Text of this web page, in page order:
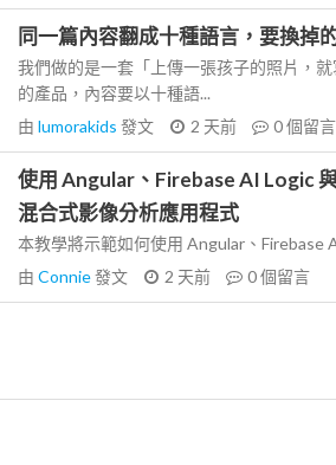
同一篇內容翻成十種語言，要換掉
我們做的是一套「上傳一張孩子的照片，就
的產品，內容要以十種語...
由 lumorakids 發文 2 天前 0個留言
使用 Angular、Firebase AI Logic
混合式影像分析應用程式
本教學將示範如何使用 Angular、Firebase
由 Connie發文 2 天前 0個留言